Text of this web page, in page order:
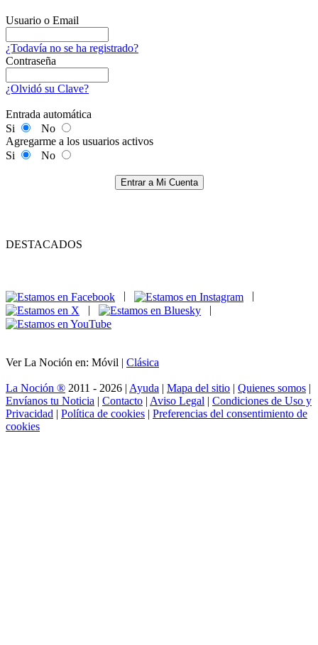
Usuario o Email
¿Todavía no se ha registrado?
Contraseña
¿Olvidó su Clave?
Entrada automática
Si
No
Agregarme a los usuarios activos
Si
No
Entrar a Mi Cuenta
DESTACADOS
|
|
Ver La Noción en: Móvil | Clásica
La Noción ® 2011 - 2026 | Ayuda | Mapa del sitio | Quienes somos |
Envíanos tu Noticia | Contacto | Aviso Legal | Condiciones de Uso y
Privacidad | Política de cookies | Preferencias del consentimiento de
cookies